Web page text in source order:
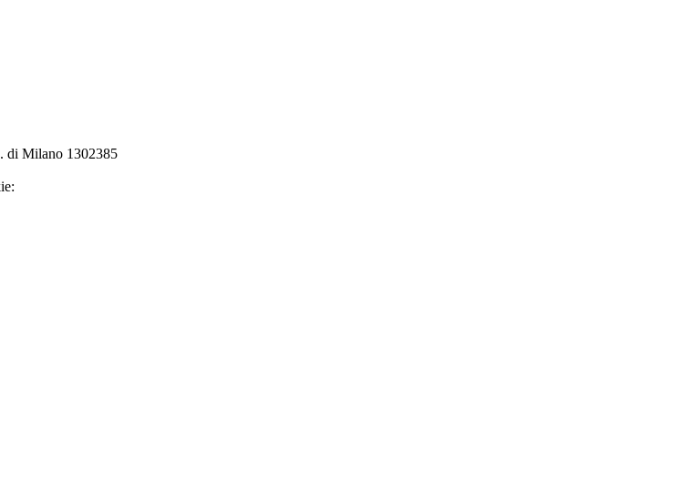
di Milano 1302385